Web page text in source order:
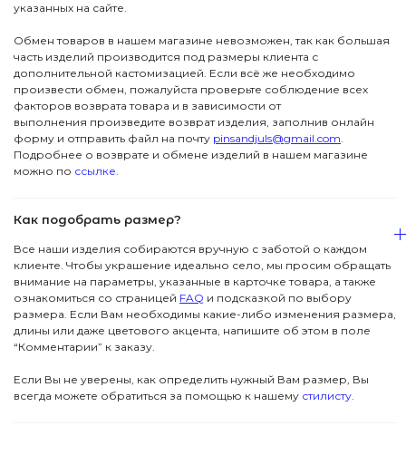
указанных на сайте.
Обмен товаров в нашем магазине невозможен, так как большая
часть изделий производится под размеры клиента с
дополнительной кастомизацией. Если всё же необходимо
произвести обмен, пожалуйста проверьте соблюдение всех
факторов возврата товара и в зависимости от
выполнения произведите возврат изделия, заполнив онлайн
форму и отправить файл на почту pinsandjuls@gmail.com.
Подробнее о возврате и обмене изделий в нашем магазине
можно по ссылке.
Как подобрать размер?
Все наши изделия собираются вручную с заботой о каждом
клиенте. Чтобы украшение идеально село, мы просим обращать
внимание на параметры, указанные в карточке товара, а также
ознакомиться со страницей FAQ и подсказкой по выбору
размера. Если Вам необходимы какие-либо изменения размера,
длины или даже цветового акцента, напишите об этом в поле
“Комментарии” к заказу.
Если Вы не уверены, как определить нужный Вам размер, Вы
всегда можете обратиться за помощью к нашему стилисту.
Серьги
Колье
Подвески
Футболки
Аксессуары
В подарок
Вас ждут специальные акции, ранний доступ к
новинкам и стильные подборки
Я даю согласие на обработку данных
→
ПОКУПАТЕЛЯМ
КОНТАКТЫ